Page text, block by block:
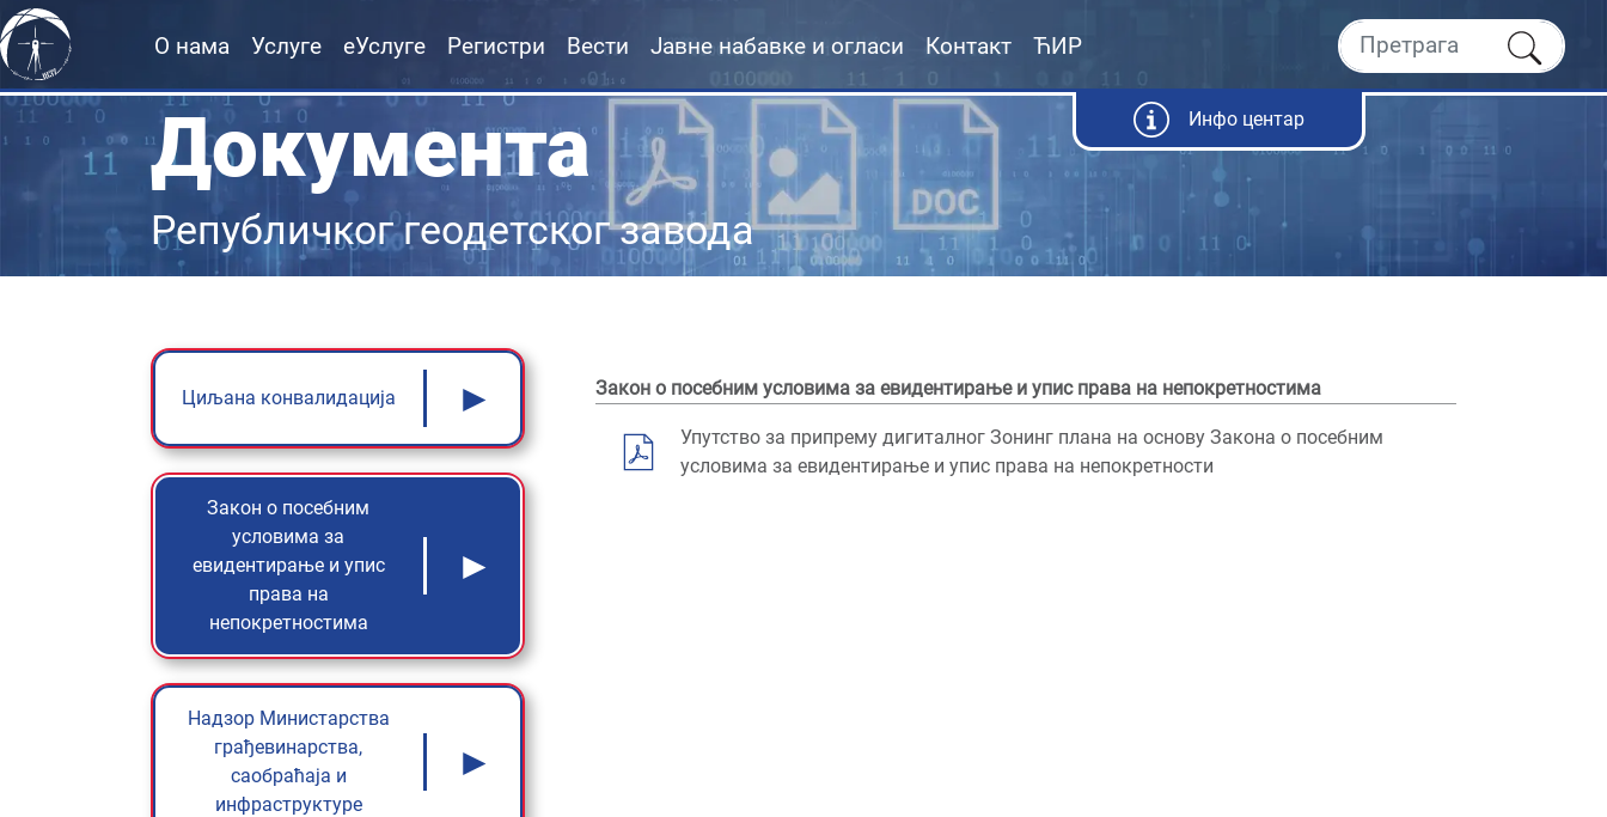
О нама Услуге еУслуге Регистри Вести Јавне набавке и огласи Контакт ЋИР
Инфо центар
Документа
Републичког геодетског завода
Циљана конвалидација ►
Закон о посебним
условима за
евидентирање и упис
права на
непокретностима
►
Надзор Министарства
грађевинарства,
саобраћаја и
инфраструктуре
►
Закон о посебним условима за евидентирање и упис права на непокретностима
Упутство за припрему дигиталног Зонинг плана на основу Закона о посебним
условима за евидентирање и упис права на непокретности